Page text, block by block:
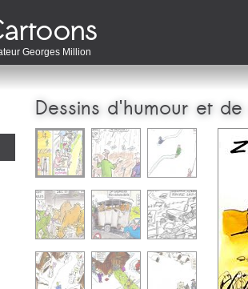
Georges Million
Dessins d'humour et